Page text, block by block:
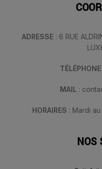
ADRESSE : 6 RUE
TÉLÉPHONE
MAIL :
HORAIRES : Mardi
NOS